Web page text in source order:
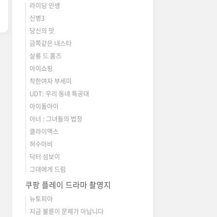
라이딩 인생
신병3
당신의 맛
금쪽같은 내스타
살롱 드 홈즈
아이쇼핑
착한여자 부세미
UDT: 우리 동네 특공대
아이돌아이
아너 : 그녀들의 법정
클라이맥스
허수아비
닥터 섬보이
그대에게 드림
쿠팡 플레이 드라마 촬영지
뉴토피아
지금 불륜이 문제가 아닙니다